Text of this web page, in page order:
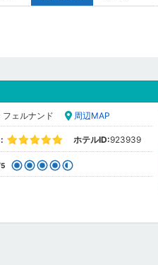
フェルナンド 周辺MAP
ホテルID:923939